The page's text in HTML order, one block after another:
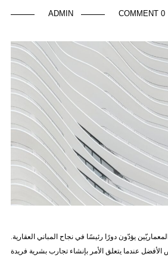
0 COMMENT
ADMIN
يؤدّون دورًا رئيسًا في نجاح المباني العقارية.
عندما يتعلق الأمر بإنشاء تجارب بشرية فريدة